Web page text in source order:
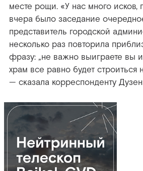
месте рощи. «У нас много исков,
вчера было заседание
представитель городской
несколько раз повторила
фразу: „не важно выиграете вы
храм все равно будет строиться
— сказала корреспонденту